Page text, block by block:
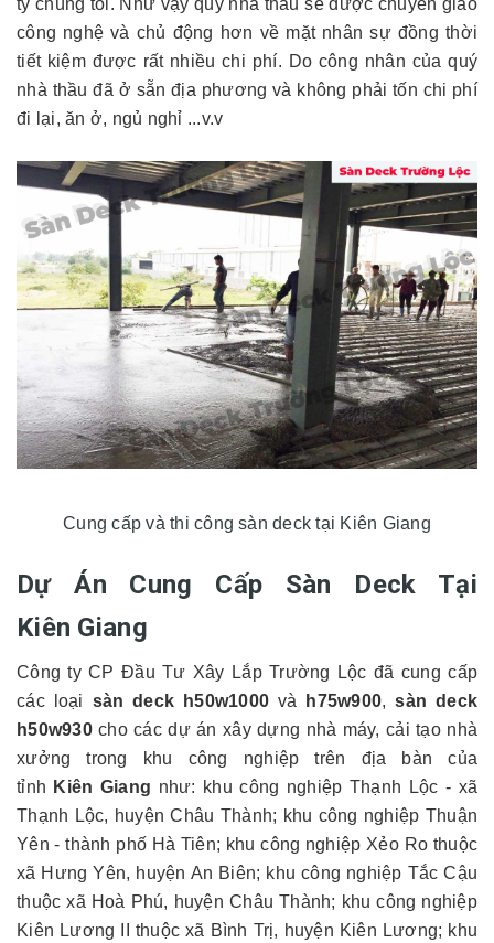
ty chúng tôi. Như vậy quý nhà thầu sẽ được chuyển giao
công nghệ và chủ động hơn về mặt nhân sự đồng thời
tiết kiệm được rất nhiều chi phí. Do công nhân của quý
nhà thầu đã ở sẵn địa phương và không phải tốn chi phí
đi lại, ăn ở, ngủ nghỉ ...v.v
Cung cấp và thi công sàn deck tại Kiên Giang
Dự Án Cung Cấp Sàn Deck Tại
Kiên Giang
Công ty CP Đầu Tư Xây Lắp Trường Lộc đã cung cấp
các loại sàn deck h50w1000 và h75w900,sàn deck
h50w930cho các dự án xây dựng nhà máy, cải tạo nhà
xưởng trong khu công nghiệp trên địa bàn của
tỉnh Kiên Giang như: khu công nghiệp Thạnh Lộc - xã
Thạnh Lộc, huyện Châu Thành; khu công nghiệp Thuận
Yên - thành phố Hà Tiên; khu công nghiệp Xẻo Ro thuộc
xã Hưng Yên, huyện An Biên; khu công nghiệp Tắc Cậu
thuộc xã Hoà Phú, huyện Châu Thành; khu công nghiệp
Kiên Lương II thuộc xã Bình Trị, huyện Kiên Lương; khu